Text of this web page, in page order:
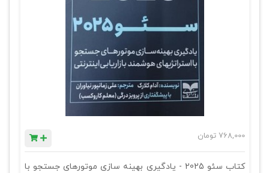
768,000 تومان
کتاب سئو 2025 - یادگیری بهینه سازی موتورهای جستجو با